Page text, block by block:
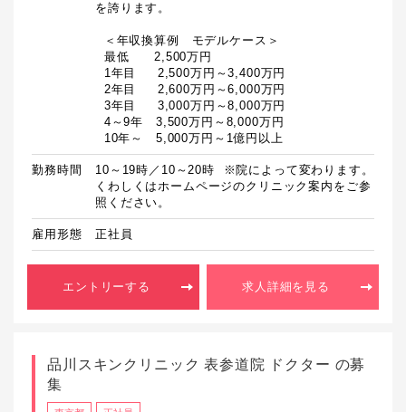
を誇ります。
  10年～　5,000万円～1億円以上
勤務時間
10～19時／10～20時  ※院によって変わります。
くわしくはホームページのクリニック案内をご参
照ください。
雇用形態 正社員
エントリーする 求人詳細を見る
品川スキンクリニック 表参道院 ドクター の募
集